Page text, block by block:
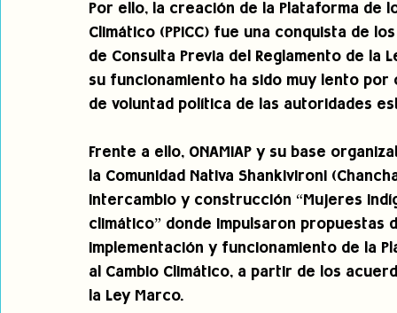
Por ello, la creación de la Plataforma de
Climático (PPICC) fue una conquista de
de Consulta Previa del Reglamento de la
su funcionamiento ha sido muy lento
de voluntad política de las autoridades
Frente a ello, ONAMIAP y su base
la Comunidad Nativa Shankivironi
intercambio y construcción “Mujeres
climático” donde impulsaron propuestas
implementación y funcionamiento de la
al Cambio Climático, a partir de los
la Ley Marco.